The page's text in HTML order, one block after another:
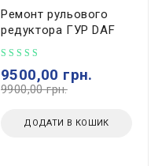
Ремонт рульового
редуктора ГУР DAF
9900,00грн.
9500,00 грн.
ДОДАТИ В КОШИК